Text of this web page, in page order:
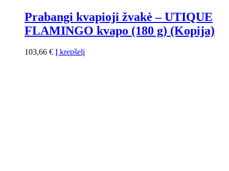
Prabangi kvapioji žvakė – UTIQUE
FLAMINGO kvapo (180 g) (Kopija)
103,66 € Į krepšelį